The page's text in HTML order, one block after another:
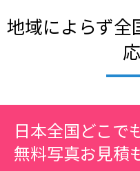
地域によらず全
日本全国どこで
無料写真お見積